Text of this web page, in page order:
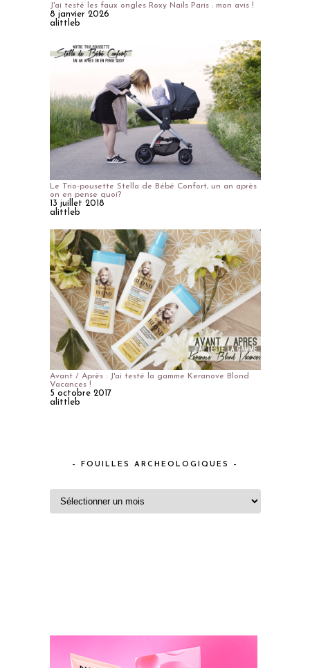
J'ai testé les faux ongles Roxy Nails Paris : mon avis !
8 janvier 2026
alittleb
Le Trio-pousette Stella de Bébé Confort, un an après
on en pense quoi?
13 juillet 2018
alittleb
Avant / Après : J'ai testé la gamme Keranove Blond
Vacances !
5 octobre 2017
alittleb
– FOUILLES ARCHEOLOGIQUES –